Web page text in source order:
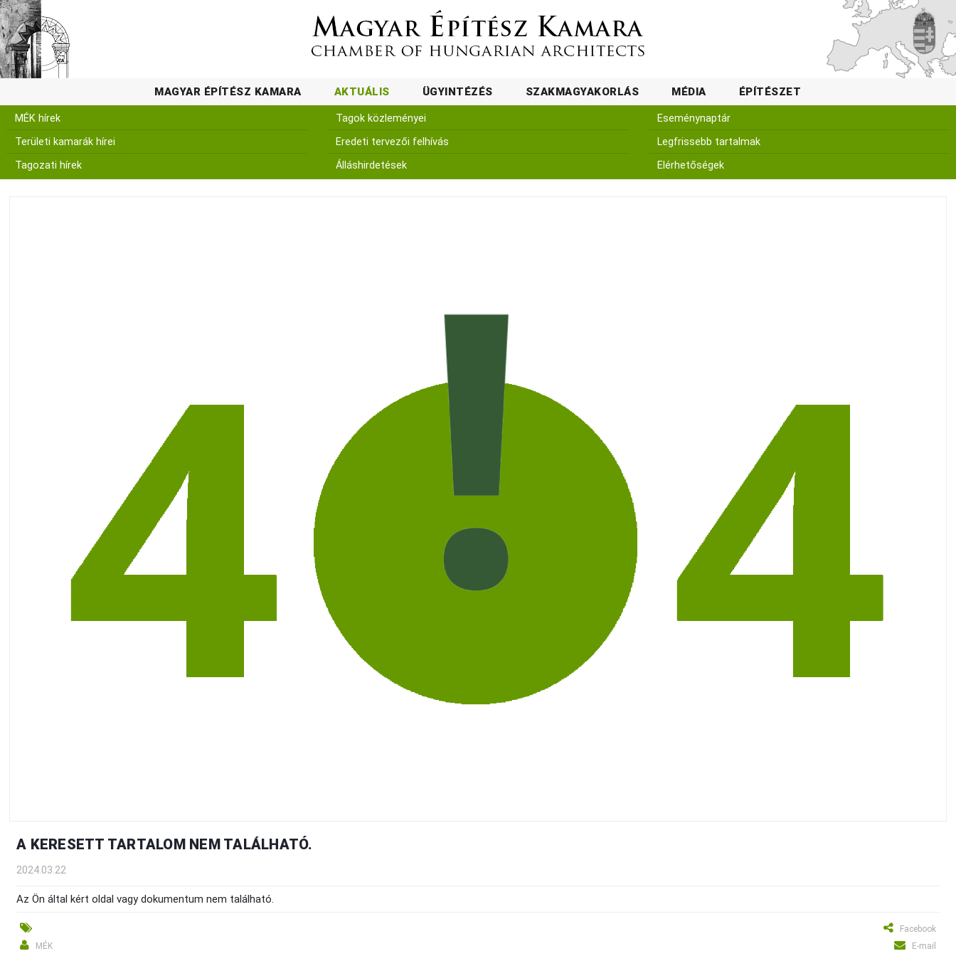
MAGYAR ÉPÍTÉSZ KAMARA AKTUÁLIS ÜGYINTÉZÉS SZAKMAGYAKORLÁS MÉDIA ÉPÍTÉSZET
MÉK hírek
Területi kamarák hírei
Tagozati hírek
Tagok közleményei
Eredeti tervezői felhívás
Álláshirdetések
Eseménynaptár
Legfrissebb tartalmak
Elérhetőségek
A KERESETT TARTALOM NEM TALÁLHATÓ.
2024.03.22
Az Ön által kért oldal vagy dokumentum nem található.
Facebook
MÉK
E-mail